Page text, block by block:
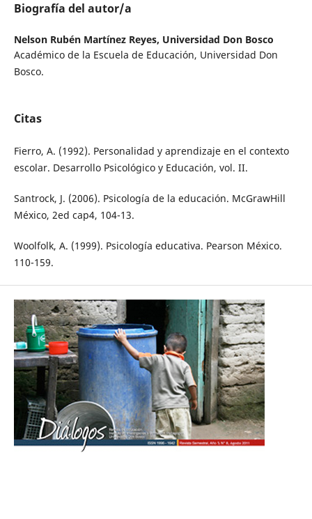
Biografía del autor/a
Nelson Rubén Martínez Reyes, Universidad Don Bosco
Académico de la Escuela de Educación, Universidad Don
Bosco.
Citas
Fierro, A. (1992). Personalidad y aprendizaje en el contexto
escolar. Desarrollo Psicológico y Educación, vol. II.
Santrock, J. (2006). Psicología de la educación. McGrawHill
México, 2ed cap4, 104-13.
Woolfolk, A. (1999). Psicología educativa. Pearson México.
110-159.